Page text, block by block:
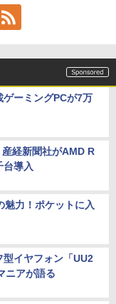
ーミングPCが7万
経新聞社がAMD R
導入
魅力！ポケットに入
型イヤフォン「UU2
ニアが語る